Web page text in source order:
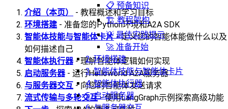
📋 预备知识
🏗️ 教程架构
💡 最佳实践提示
🚀 准备开始
2. 环境搭建
3. 智能体技能与智能体卡片
4. 智能体执行器
5. 启动服务器
介绍（本页）
- 教程概述和学习目标
环境搭建 - 准备您的Python环境和A2A SDK
智能体技能与智能体卡片 - 定义您的智能体能做什么以及
如何描述自己
智能体执行器 - 理解智能体逻辑如何实现
启动服务器 - 运行Helloworld A2A服务器
与服务器交互 - 向您的智能体发送请求
流式传输与多轮交互 - 使用LangGraph示例探索高级功能